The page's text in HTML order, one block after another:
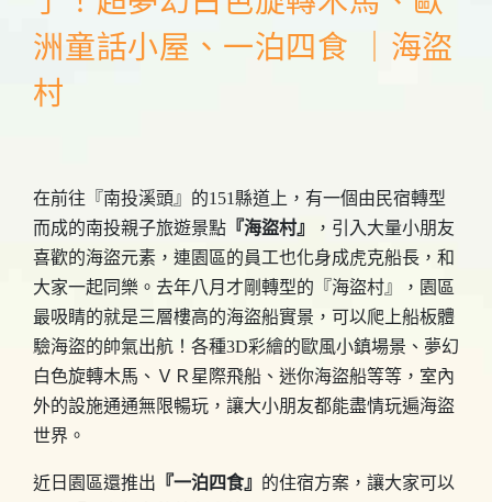
洲童話小屋、一泊四食 ｜海盜
村
在前往『南投溪頭』的151縣道上，有一個由民宿轉型
而成的南投親子旅遊景點 『海盜村』
，引入大量小朋友
喜歡的海盜元素，連園區的員工也化身成虎克船長，和
大家一起同樂。去年八月才剛轉型的『海盜村』，園區
最吸睛的就是三層樓高的海盜船實景，可以爬上船板體
驗海盜的帥氣出航！各種3D彩繪的歐風小鎮場景、夢幻
白色旋轉木馬、ＶＲ星際飛船、迷你海盜船等等，室內
外的設施通通無限暢玩，讓大小朋友都能盡情玩遍海盜
世界。
近日園區還推出 『一泊四食』 的住宿方案，讓大家可以